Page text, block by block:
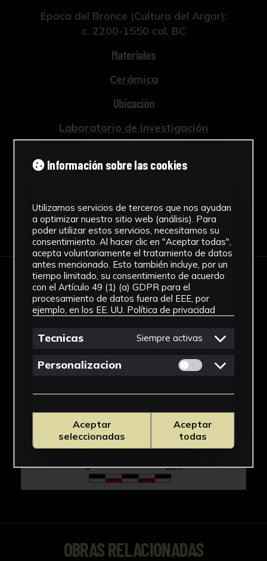
Época del Bronce (Cultura del Argar):
c. 2200-1550 cal. BC
Materiales
Cerámica
Ubicación
Laboratorio de Investigación
Patrimonio Cultural
Ver más
Descargar Ficha
IMÁGENES
OBRAS RELACIONADAS
Información sobre las cookies
Utilizamos servicios de terceros que nos ayudan
a optimizar nuestro sitio web (análisis). Para
poder utilizar estos servicios, necesitamos su
consentimiento. Al hacer clic en "Aceptar todas",
acepta voluntariamente el tratamiento de datos
antes mencionado. Esto también incluye, por un
tiempo limitado, su consentimiento de acuerdo
con el Artículo 49 (1) (a) GDPR para el
procesamiento de datos fuera del EEE, por
ejemplo, en los EE. UU. Política de privacidad
Tecnicas Siempre activas
Personalizacion Permitir cookies
Aceptar
seleccionadas
Aceptar
todas